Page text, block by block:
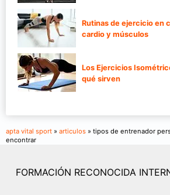
Rutinas de ejercicio en
cardio y músculos
Los Ejercicios
qué sirven
apta vital sport » articulos » tipos de entrenador
encontrar
FORMACIÓN RECONOCIDA